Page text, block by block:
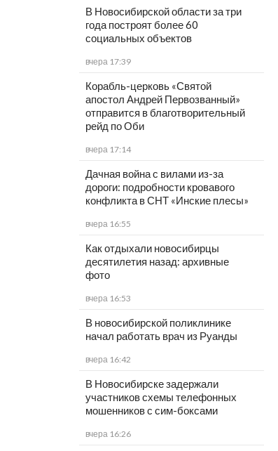
В Новосибирской области за три
года построят более 60
социальных объектов
вчера 17:39
Корабль-церковь «Святой
апостол Андрей Первозванный»
отправится в благотворительный
рейд по Оби
вчера 17:14
Дачная война с вилами из-за
дороги: подробности кровавого
конфликта в СНТ «Инские плесы»
вчера 16:55
Как отдыхали новосибирцы
десятилетия назад: архивные
фото
вчера 16:53
В новосибирской поликлинике
начал работать врач из Руанды
вчера 16:42
В Новосибирске задержали
участников схемы телефонных
мошенников с сим-боксами
вчера 16:26